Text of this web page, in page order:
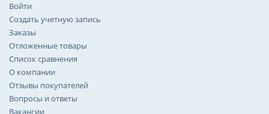
Войти
Создать учетную запись
Заказы
Отложенные товары
Список сравнения
О компании
Отзывы покупателей
Вопросы и ответы
Вакансии